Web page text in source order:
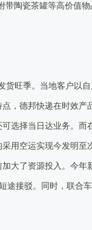
陶瓷茶罐等高价值
旺季。当地客户以
，德邦快递在时效
选择当日达业务。
用空运实现今发明至
大了资源投入。今
途接驳。同时，联合